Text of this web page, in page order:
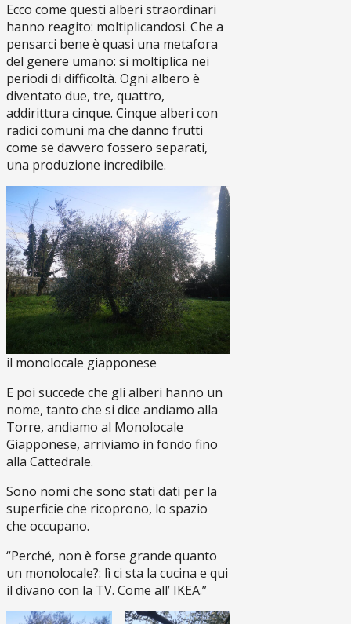
Ecco come questi alberi straordinari
hanno reagito: moltiplicandosi. Che a
pensarci bene è quasi una metafora
del genere umano: si moltiplica nei
periodi di difficoltà. Ogni albero è
diventato due, tre, quattro,
addirittura cinque. Cinque alberi con
radici comuni ma che danno frutti
come se davvero fossero separati,
una produzione incredibile.
il monolocale giapponese
E poi succede che gli alberi hanno un
nome, tanto che si dice andiamo alla
Torre, andiamo al Monolocale
Giapponese, arriviamo in fondo fino
alla Cattedrale.
Sono nomi che sono stati dati per la
superficie che ricoprono, lo spazio
che occupano.
“Perché, non è forse grande quanto
un monolocale?: lì ci sta la cucina e qui
il divano con la TV. Come all’ IKEA.”